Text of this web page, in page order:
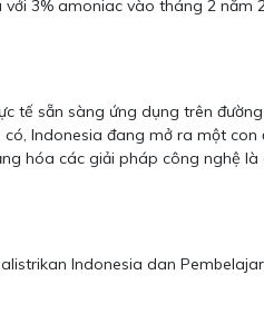
3% amoniac vào tháng 2
sẵn sàng ứng dụng trên
Indonesia đang mở ra một
hóa các giải pháp công nghệ
Indonesia dan